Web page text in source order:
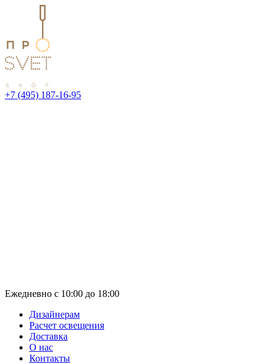
+7 (495) 187-16-95
Ежедневно с 10:00 до 18:00
Дизайнерам
Расчет освещения
Доставка
О нас
Контакты